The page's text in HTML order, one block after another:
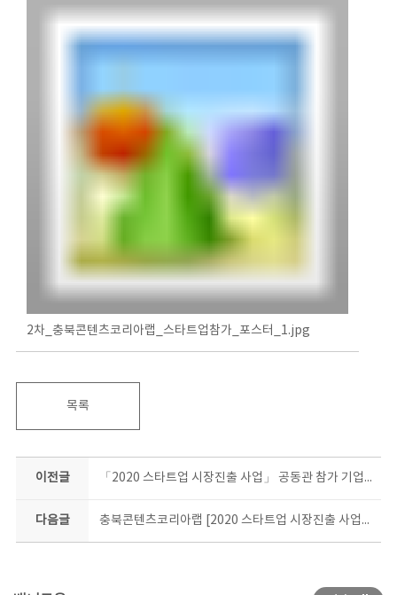
2차_충북콘텐츠코리아랩_스타트업참가_포스터_1.jpg
목록
이전글 「2020 스타트업 시장진출 사업」 공동관 참가 기업 2차 공모
다음글 충북콘텐츠코리아랩 [2020 스타트업 시장진출 사업] 선정 심사 결과 발표